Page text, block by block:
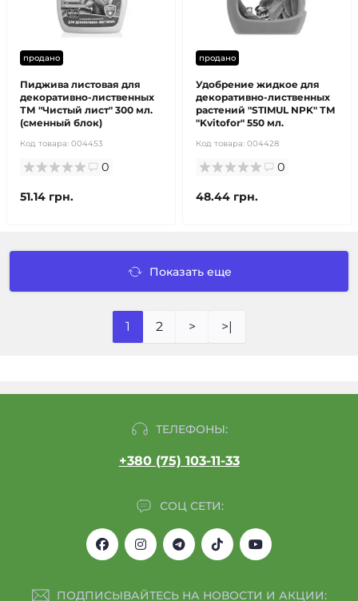
продано
Пиджива листовая для
декоративно-лиственных
ТМ "Чистый лист" 300 мл.
(сменный блок)
Код товара: 004453
0
51.14 грн.
продано
Удобрение жидкое для
декоративно-лиственных
растений "STIMUL NPK" ТМ
"Kvitofor" 550 мл.
Код товара: 004428
0
48.44 грн.
Показать еще
1 2 > >|
ТЕЛЕФОНЫ:
+380 (75) 103-11-33
СОЦ СЕТИ:
ПОДПИСЫВАЙТЕСЬ НА НОВОСТИ И АКЦИИ: